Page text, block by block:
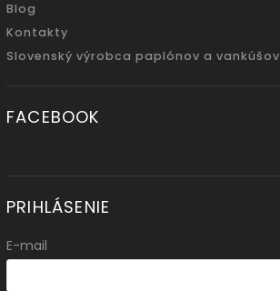
Blog
Kontakty
Slovenský výrobca paplónov a vankúšov
FACEBOOK
PRIHLÁSENIE
E-mail